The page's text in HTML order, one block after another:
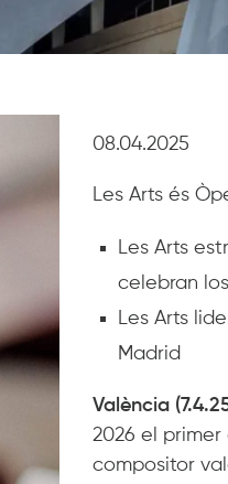
08.04.2025
Les Arts és
Les Arts
celebran
Les Arts
Madrid
València
2026 el primer
compositor